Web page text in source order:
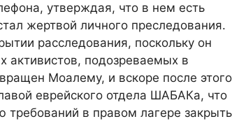
утверждая, что в нем есть
жертвой личного преследования.
расследования, поскольку он
активистов, подозреваемых в
Моалему, и вскоре после этого
еврейского отдела ШАБАКа, что
требований в правом лагере закрыть